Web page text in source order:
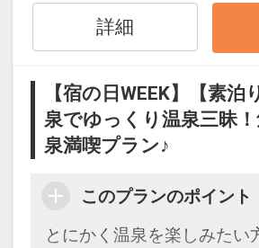
※夕食・朝食は、ご予約状
けできない場合がございま
予約等をお願い致します。
※ホテルの中には「居酒屋
がございます。
ラーメン・焼き鳥・丼もの
営業時間 19:00～0:00(ラス
23:30）
詳細
【宿の日WEEK】【素泊
泉でゆっくり温泉三昧
泉満喫プラン♪
このプランのポイント
とにかく温泉を楽しみたい